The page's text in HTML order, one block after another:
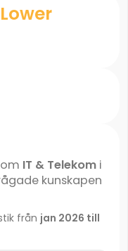
IT & Telekomi
kunskapen
från jan 2026 till